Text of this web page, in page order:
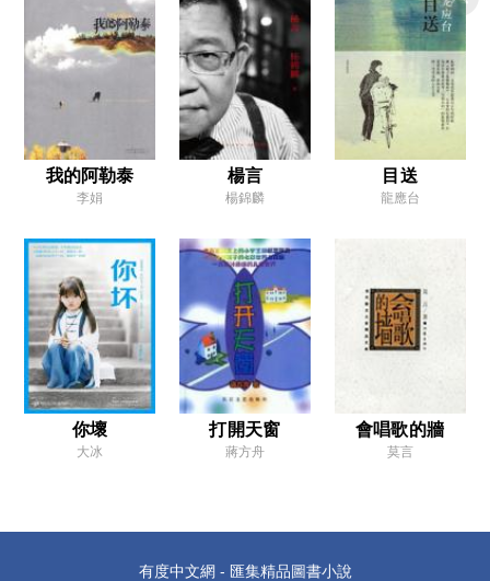
第二站：托馬斯·莫爾的《烏托邦》
第三站：德尼·維拉斯的《塞瓦蘭人的歷史》
勵志書的詭計和學術書的情感
1
4
5
6
7
8
我的阿勒泰
李娟
楊言
楊錦麟
目送
龍應台
你壞
大冰
打開天窗
蔣方舟
會唱歌的牆
莫言
有度中文網 - 匯集精品圖書小說